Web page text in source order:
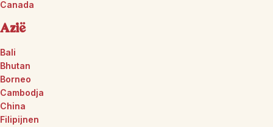
Canada
Azië
Bali
Bhutan
Borneo
Cambodja
China
Filipijnen